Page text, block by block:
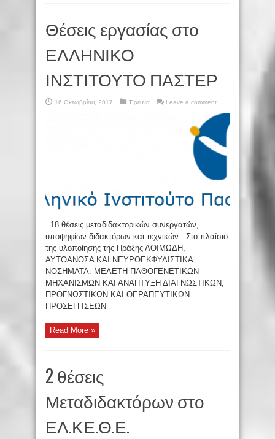
Θέσεις εργασίας στο
ΕΛΛΗΝΙΚΟ
ΙΝΣΤΙΤΟΥΤΟ ΠΑΣΤΕΡ
16 Οκτωβρίου, 2017 Έρευνα Leave a comment
18 θέσεις μεταδιδακτορικών συνεργατών,
υποψηφίων διδακτόρων και τεχνικών Στο πλαίσιο
της υλοποίησης της Πράξης ΛΟΙΜΩΔΗ,
ΑΥΤΟΑΝΟΣΑ ΚΑΙ ΝΕΥΡΟΕΚΦΥΛΙΣΤΙΚΑ
ΝΟΣΗΜΑΤΑ: ΜΕΛΕΤΗ ΠΑΘΟΓΕΝΕΤΙΚΩΝ
ΜΗΧΑΝΙΣΜΩΝ ΚΑΙ ΑΝΑΠΤΥΞΗ ΔΙΑΓΝΩΣΤΙΚΩΝ,
ΠΡΟΓΝΩΣΤΙΚΩΝ ΚΑΙ ΘΕΡΑΠΕΥΤΙΚΩΝ
ΠΡΟΣΕΓΓΙΣΕΩΝ
Read More »
2 θέσεις
Μεταδιδακτόρων στο
ΕΛ.ΚΕ.Θ.Ε.